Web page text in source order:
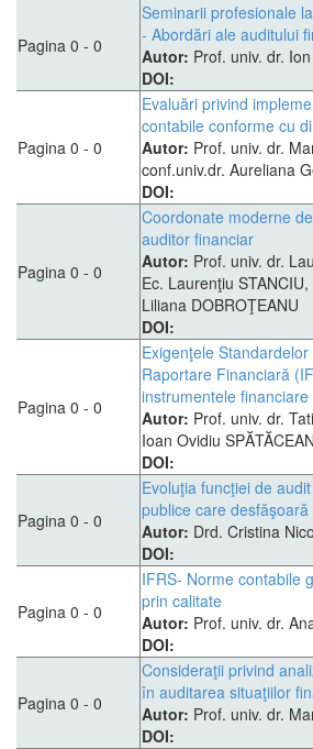
Pagina 0 - 0
Seminarii profesionale
- Abordări ale auditului
Autor: Prof. univ. dr.
DOI:
Pagina 0 - 0
Evaluări privind
contabile conforme cu
Autor: Prof. univ. dr.
conf.univ.dr. Aureliana
DOI:
Pagina 0 - 0
Coordonate moderne
auditor financiar
Autor: Prof. univ. dr.
Ec. Laurenţiu
Liliana DOBROŢEANU
DOI:
Pagina 0 - 0
Exigenţele
Raportare Financiară
instrumentele financiare
Autor: Prof. univ. dr.
Ioan Ovidiu SPĂTĂCEAN
DOI:
Pagina 0 - 0
Evoluţia funcţiei de
publice care
Autor: Drd. Cristina
DOI:
Pagina 0 - 0
IFRS- Norme contabile
prin calitate
Autor: Prof. univ. dr.
DOI:
Pagina 0 - 0
Consideraţii privind
în auditarea situaţiilor
Autor: Prof. univ. dr.
DOI: